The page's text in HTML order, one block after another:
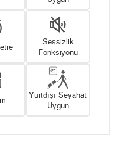
Sessizlik
Fonksiyonu
Yurtdışı Seyahat
Uygun